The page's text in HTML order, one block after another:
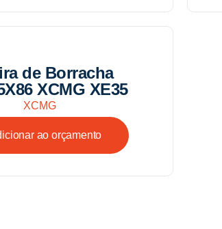
de Borracha
XCMG XE35
XCMG
ao orçamento